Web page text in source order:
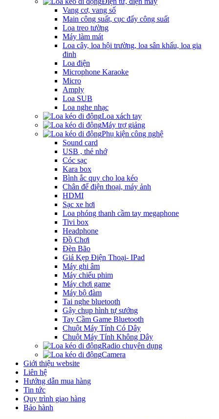
Vang cơ, vang số
Main công suất, cục đẩy công suất
Loa treo tường
Máy làm mát
Loa cây, loa hội trường, loa sân khấu, loa gia
đinh
Loa điện
Microphone Karaoke
Micro
Amply
Loa SUB
Loa nghe nhạc
Loa xách tay
Máy trợ giảng
Phụ kiện công nghệ
Sound card
USB , thẻ nhớ
Cóc sạc
Kara box
Bình ắc quy cho loa kéo
Chân để điện thoại, máy ảnh
HDMI
Sạc xe hơi
Loa phóng thanh cầm tay megaphone
Tivi box
Headphone
Đồ Chơi
Đèn Bão
Giá Kẹp Điện Thoại- IPad
Máy ghi âm
Máy chiếu phim
Máy chơi game
Máy bộ đàm
Tai nghe bluetooth
Gậy chụp hình tự sướng
Tay Cầm Game Bluetooth
Chuột Máy Tính Có Dây
Chuột Máy Tính Không Dây
Radio chuyên dụng
Camera
Giới thiệu website
Liên hệ
Hướng dẫn mua hàng
Tin tức
Quy trình giao hàng
Bảo hành